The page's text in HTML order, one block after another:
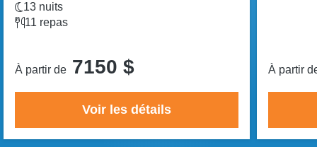
13 nuits
11 repas
À partir de 7150 $
Voir les détails
À partir